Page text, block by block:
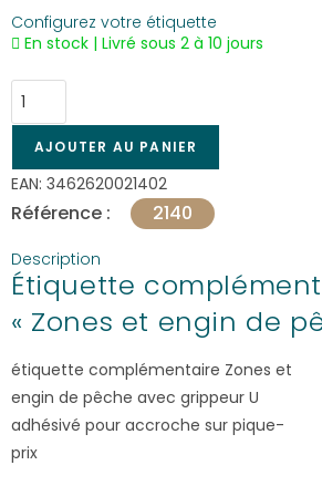
Configurez votre étiquette
En stock | Livré sous 2 à 10 jours
AJOUTER AU PANIER
EAN: 3462620021402
Référence : 2140
Description
Étiquette
« Zones et engin de
étiquette complémentaire Zones et
engin de pêche avec grippeur U
adhésivé pour accroche sur pique-
prix